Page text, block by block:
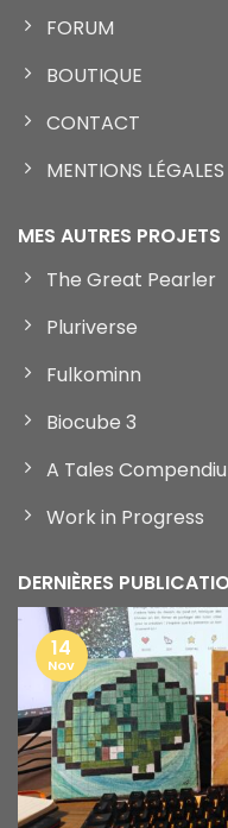
FORUM
BOUTIQUE
CONTACT
MENTIONS LÉGALES
MES AUTRES PROJETS
The Great Pearler
Pluriverse
Fulkominn
Biocube 3
A Tales
Work in Progress
DERNIÈRES
14
Nov